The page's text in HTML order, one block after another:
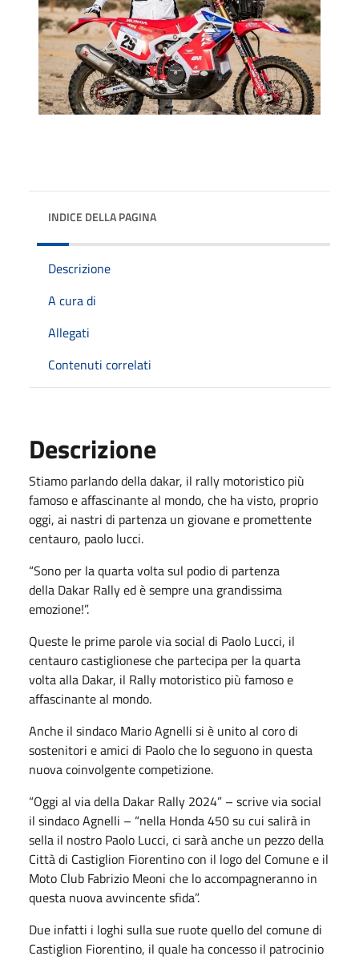
INDICE DELLA PAGINA
Descrizione
A cura di
Allegati
Contenuti correlati
Descrizione
Stiamo parlando della dakar, il rally motoristico più
famoso e affascinante al mondo, che ha visto, proprio
oggi, ai nastri di partenza un giovane e promettente
centauro, paolo lucci.
“Sono per la quarta volta sul podio di partenza
della Dakar Rally ed è sempre una grandissima
emozione!”.
Queste le prime parole via social di Paolo Lucci, il
centauro castiglionese che partecipa per la quarta
volta alla Dakar, il Rally motoristico più famoso e
affascinante al mondo.
Anche il sindaco Mario Agnelli si è unito al coro di
sostenitori e amici di Paolo che lo seguono in questa
nuova coinvolgente competizione.
“Oggi al via della Dakar Rally 2024” – scrive via social
il sindaco Agnelli – “nella Honda 450 su cui salirà in
sella il nostro Paolo Lucci, ci sarà anche un pezzo della
Città di Castiglion Fiorentino con il logo del Comune e il
Moto Club Fabrizio Meoni che lo accompagneranno in
questa nuova avvincente sfida”.
Due infatti i loghi sulla sue ruote quello del comune di
Castiglion Fiorentino, il quale ha concesso il patrocinio